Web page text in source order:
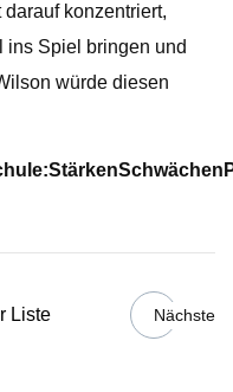
konzentriert,
ins Spiel bringen und
würde diesen
StärkenSchwächen
Liste Nächste